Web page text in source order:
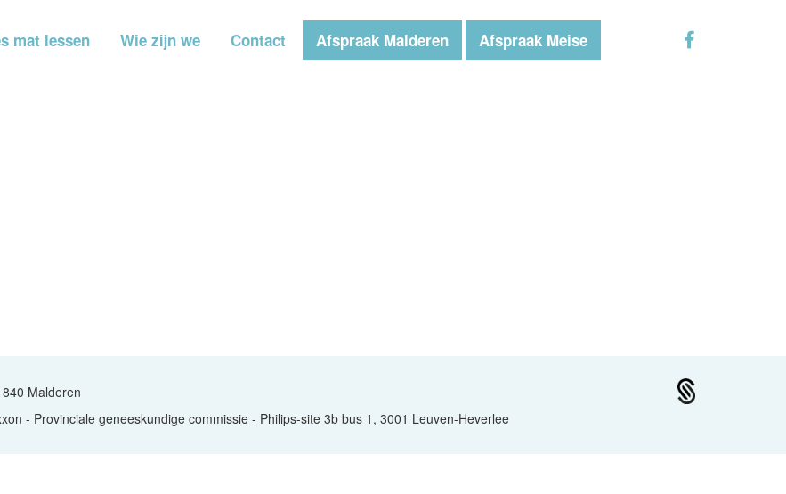
mat lessen Wie zijn we Contact Afspraak Malderen Afspraak Meise
Malderen
- Provinciale geneeskundige commissie - Philips-site 3b bus 1, 3001 Leuven-Heverlee